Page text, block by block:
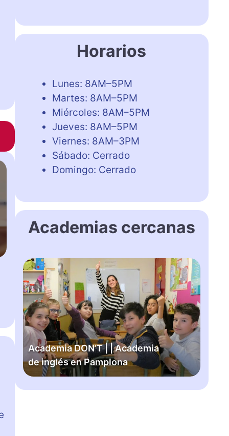
Horarios
Lunes: 8AM–5PM
Martes: 8AM–5PM
Miércoles: 8AM–5PM
Jueves: 8AM–5PM
Viernes: 8AM–3PM
Sábado: Cerrado
Domingo: Cerrado
Academias cercanas
Academia DON’T | | Academia
de inglés en Pamplona
A
c
a
e
m
a
D
O